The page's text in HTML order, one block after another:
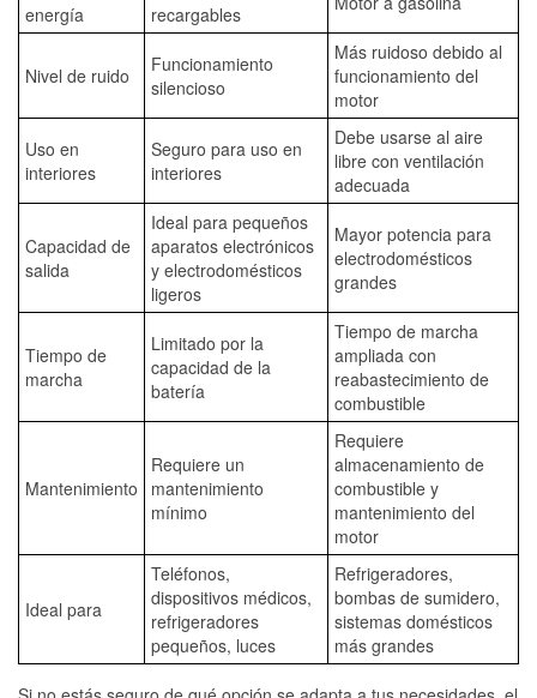
energía
recargables
Nivel de ruido
Funcionamiento
silencioso
Más ruidoso debido al
funcionamiento del
motor
Uso en
interiores
Seguro para uso en
interiores
Debe usarse al aire
libre con ventilación
adecuada
Capacidad de
salida
Ideal para pequeños
aparatos electrónicos
y electrodomésticos
ligeros
Mayor potencia para
electrodomésticos
grandes
Tiempo de
marcha
Limitado por la
capacidad de la
batería
Tiempo de marcha
ampliada con
reabastecimiento de
combustible
Mantenimiento
Requiere un
mantenimiento
mínimo
Requiere
almacenamiento de
combustible y
mantenimiento del
motor
Ideal para
Teléfonos,
dispositivos médicos,
refrigeradores
pequeños, luces
Refrigeradores,
bombas de sumidero,
sistemas domésticos
más grandes